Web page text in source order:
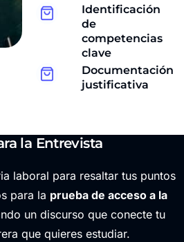
Identificación
de
competencias
clave
Documentación
justificativa
la Entrevista
laboral para resaltar tus puntos
para la prueba de acceso a la
un discurso que conecte tu
que quieres estudiar.